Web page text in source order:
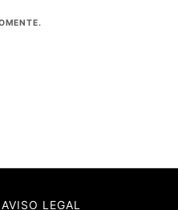
AVISO LEGAL